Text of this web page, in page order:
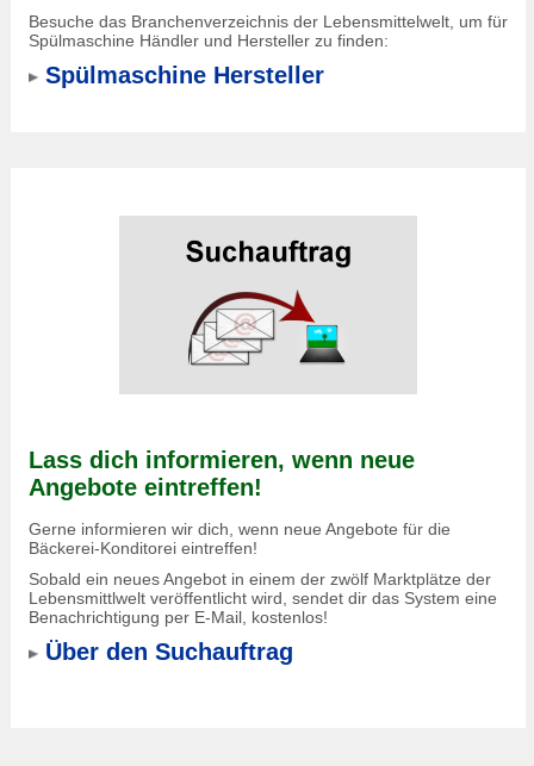
Besuche das Branchenverzeichnis der Lebensmittelwelt, um für
Spülmaschine Händler und Hersteller zu finden:
Spülmaschine Hersteller
Lass dich informieren, wenn neue
Angebote eintreffen!
Gerne informieren wir dich, wenn neue Angebote für die
Bäckerei-Konditorei eintreffen!
Sobald ein neues Angebot in einem der zwölf Marktplätze der
Lebensmittlwelt veröffentlicht wird, sendet dir das System eine
Benachrichtigung per E-Mail, kostenlos!
Über den Suchauftrag